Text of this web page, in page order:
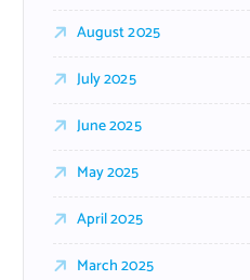
August 2025
July 2025
June 2025
May 2025
April 2025
March 2025